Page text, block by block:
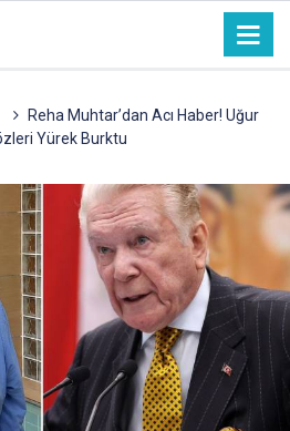
Reha Muhtar’dan Acı Haber! Uğur
Yürek Burktu